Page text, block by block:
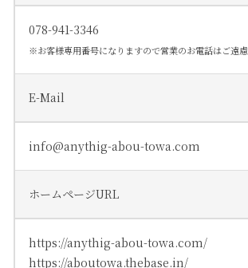
078-941-3346
※お客様専用番号になりますので営業のお電話はご遠慮
E-Mail
info@anythig-abou-towa.com
ホームページURL
https://anythig-abou-towa.com/
https://aboutowa.thebase.in/